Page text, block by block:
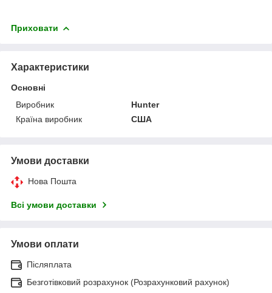
Приховати
Характеристики
Основні
Виробник
Hunter
Країна виробник
США
Умови доставки
Нова Пошта
Всі умови доставки
Умови оплати
Післяплата
Безготівковий розрахунок (Розрахунковий рахунок)